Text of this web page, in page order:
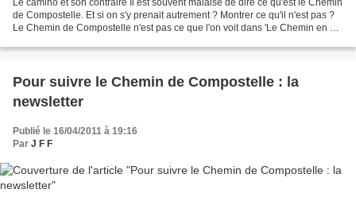
de Compostelle. Et si on s'y prenait autrement ? Montrer ce qu'il n'est pas ?
Le Chemin de Compostelle n'est pas ce que l'on voit dans 'Le Chemin en S",
Pour suivre le Chemin de Compostelle : la
newsletter
Publié le 16/04/2011 à 19:16
Par J F F